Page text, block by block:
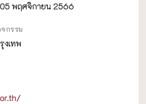
พฤศจิกายน 2566
กรรม
งเทพ